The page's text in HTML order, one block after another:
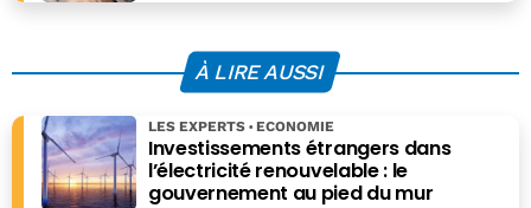
À LIRE AUSSI
Investissements étrangers dans
l’électricité renouvelable : le
gouvernement au pied du mur
LES EXPERTS ECONOMIE